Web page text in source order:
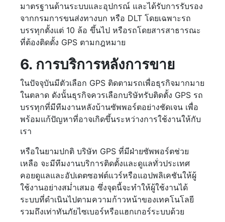
มาตรฐานด้านระบบและอุปกรณ์ และได้รับการรับรอง
จากกรมการขนส่งทางบก หรือ DLT โดยเฉพาะรถ
บรรทุกตั้งแต่ 10 ล้อ ขึ้นไป หรือรถโดยสารสาธารณะ
ที่ต้องติดตั้ง GPS ตามกฎหมาย
6. การบริการหลังการขาย
ในปัจจุบันมีตัวเลือก GPS ติดตามรถเพื่อธุรกิจมากมาย
ในตลาด ดังนั้นธุรกิจควรเลือกบริษัทรับติดตั้ง GPS รถ
บรรทุกที่มีทีมงานหลังบ้านซัพพอร์ตอย่างชัดเจน เพื่อ
พร้อมแก้ปัญหาที่อาจเกิดขึ้นระหว่างการใช้งานให้กับ
เรา
หรือในยามปกติ บริษัท GPS ที่มีฝ่ายซัพพอร์ตช่วย
เหลือ จะมีทีมงานบริการติดตั้งและดูแลทั่วประเทศ
คอยดูแลและอัปเดตซอฟต์แวร์หรือแอปพลิเคชันให้ผู้
ใช้งานอย่างสม่ำเสมอ ซึ่งจุดนี้จะทำให้ผู้ใช้งานได้
ระบบที่ดำเนินไปตามความก้าวหน้าของเทคโนโลยี
รวมถึงเท่าทันภัยไซเบอร์หรือแฮกเกอร์ระบบด้วย